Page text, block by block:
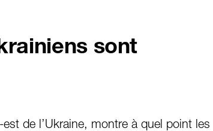
sont
de l’Ukraine, montre à quel point les